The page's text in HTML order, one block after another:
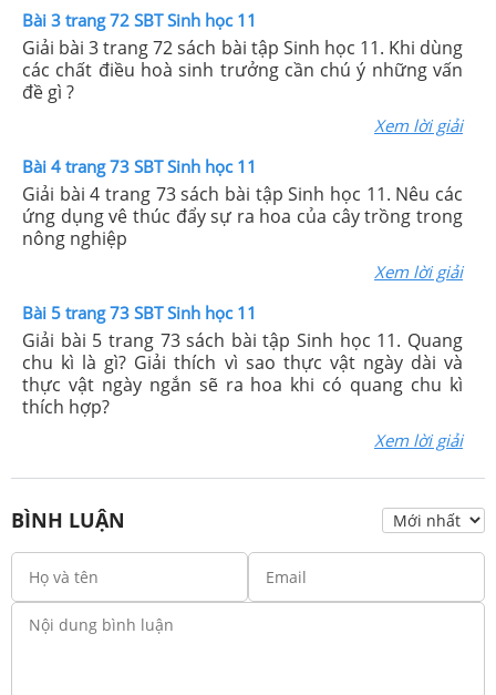
Bài 3 trang 72 SBT Sinh học 11
Giải bài 3 trang 72 sách bài tập Sinh học 11. Khi dùng
các chất điều hoà sinh trưởng cần chú ý những vấn
đề gì ?
Xem lời giải
Bài 4 trang 73 SBT Sinh học 11
Giải bài 4 trang 73 sách bài tập Sinh học 11. Nêu các
ứng dụng vê thúc đẩy sự ra hoa của cây trồng trong
nông nghiệp
Xem lời giải
Bài 5 trang 73 SBT Sinh học 11
Giải bài 5 trang 73 sách bài tập Sinh học 11. Quang
chu kì là gì? Giải thích vì sao thực vật ngày dài và
thực vật ngày ngắn sẽ ra hoa khi có quang chu kì
thích hợp?
Xem lời giải
BÌNH LUẬN